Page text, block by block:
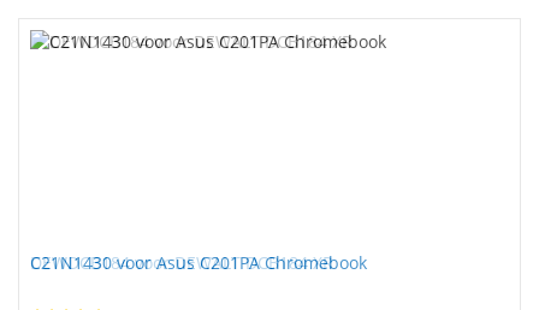
DEWDCB184 voor DEWALT DCB184 XR
C21N1430 voor Asus C201PA Chromebook